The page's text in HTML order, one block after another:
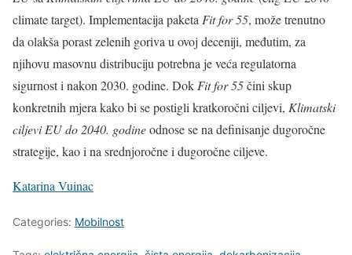
climate target). Implementacija paketa Fit for 55, može trenutno
da olakša porast zelenih goriva u ovoj deceniji, međutim, za
njihovu masovnu distribuciju potrebna je veća regulatorna
sigurnost i nakon 2030. godine. Dok Fit for 55čini skup
konkretnih mjera kako bi se postigli kratkoročni ciljevi, Klimatski
ciljevi EU do 2040. godineodnose se na definisanje dugoročne
strategije, kao i na srednjoročne i dugoročne ciljeve.
Katarina Vuinac
Categories: Mobilnost